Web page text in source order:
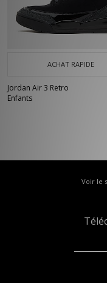
ACHAT RAPIDE
Jordan Air 3 Retro
Enfants
Voir le